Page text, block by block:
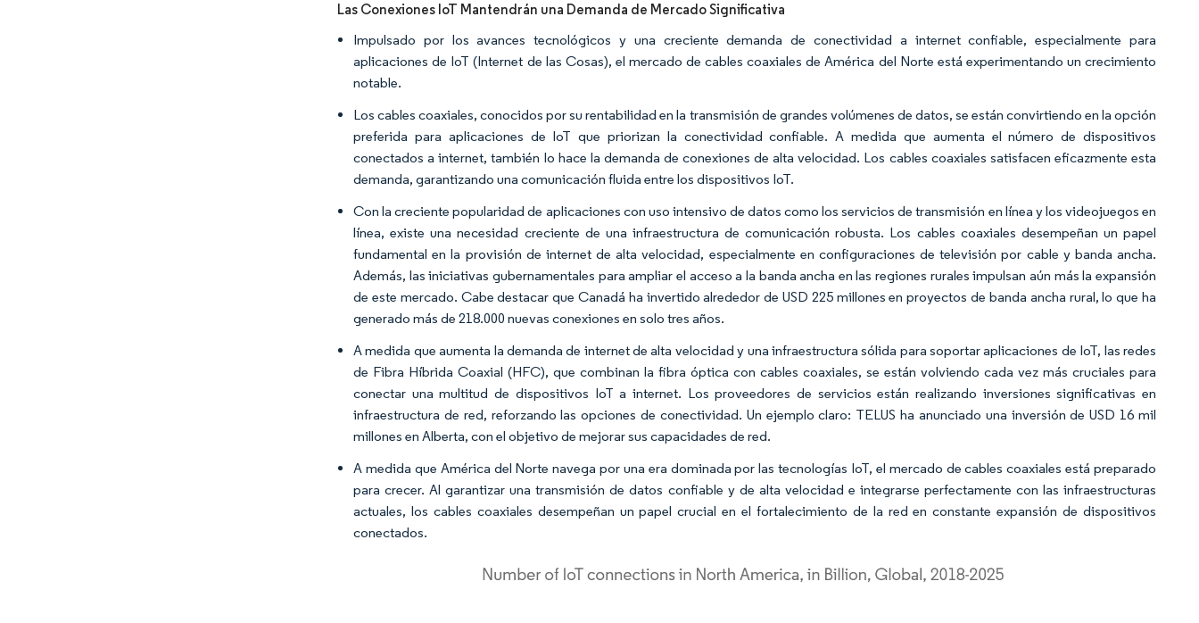
Las Conexiones IoT Mantendrán una Demanda de Mercado Significativa
Impulsado por los avances tecnológicos y una creciente demanda de conectividad a internet confiable, especialmente para
aplicaciones de IoT (Internet de las Cosas), el mercado de cables coaxiales de América del Norte está experimentando un crecimiento
notable.
Los cables coaxiales, conocidos por su rentabilidad en la transmisión de grandes volúmenes de datos, se están convirtiendo en la opción
preferida para aplicaciones de IoT que priorizan la conectividad confiable. A medida que aumenta el número de dispositivos
conectados a internet, también lo hace la demanda de conexiones de alta velocidad. Los cables coaxiales satisfacen eficazmente esta
demanda, garantizando una comunicación fluida entre los dispositivos IoT.
Con la creciente popularidad de aplicaciones con uso intensivo de datos como los servicios de transmisión en línea y los videojuegos en
línea, existe una necesidad creciente de una infraestructura de comunicación robusta. Los cables coaxiales desempeñan un papel
fundamental en la provisión de internet de alta velocidad, especialmente en configuraciones de televisión por cable y banda ancha.
Además, las iniciativas gubernamentales para ampliar el acceso a la banda ancha en las regiones rurales impulsan aún más la expansión
de este mercado. Cabe destacar que Canadá ha invertido alrededor de USD 225 millones en proyectos de banda ancha rural, lo que ha
generado más de 218.000 nuevas conexiones en solo tres años.
A medida que aumenta la demanda de internet de alta velocidad y una infraestructura sólida para soportar aplicaciones de IoT, las redes
de Fibra Híbrida Coaxial (HFC), que combinan la fibra óptica con cables coaxiales, se están volviendo cada vez más cruciales para
conectar una multitud de dispositivos IoT a internet. Los proveedores de servicios están realizando inversiones significativas en
infraestructura de red, reforzando las opciones de conectividad. Un ejemplo claro: TELUS ha anunciado una inversión de USD 16 mil
millones en Alberta, con el objetivo de mejorar sus capacidades de red.
A medida que América del Norte navega por una era dominada por las tecnologías IoT, el mercado de cables coaxiales está preparado
para crecer. Al garantizar una transmisión de datos confiable y de alta velocidad e integrarse perfectamente con las infraestructuras
actuales, los cables coaxiales desempeñan un papel crucial en el fortalecimiento de la red en constante expansión de dispositivos
conectados.